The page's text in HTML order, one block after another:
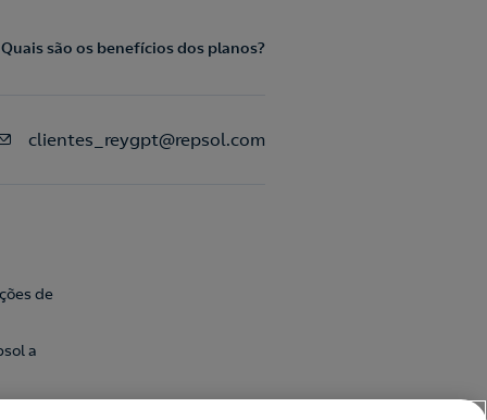
Quais são os benefícios dos planos?
clientes_reygpt@repsol.com
de
a